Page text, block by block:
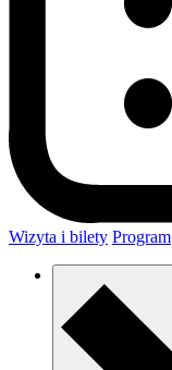
Wizyta i bilety Program